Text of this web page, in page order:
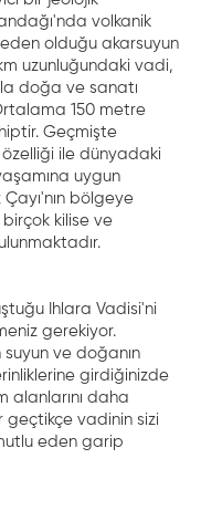
volkanik
olduğu akarsuyun
uzunluğundaki vadi,
doğa ve sanatı
150 metre
Geçmişte
özelliği ile dünyadaki
uygun
bölgeye
kilise ve
Ihlara Vadisi'ni
gerekiyor.
ve doğanın
girdiğinizde
alanlarını daha
geçtikçe vadinin sizi
eden garip